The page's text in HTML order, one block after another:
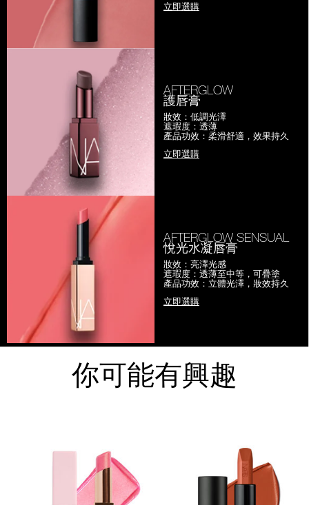
立即選購
AFTERGLOW
護唇膏
妝效：低調光澤
遮瑕度：透薄
產品功效：柔滑舒適，效果持久
立即選購
AFTERGLOW SENSUAL
悅光水凝唇膏
妝效：亮澤光感
遮瑕度：透薄至中等，可疊塗
產品功效：立體光澤，妝效持久
立即選購
你可能有興趣